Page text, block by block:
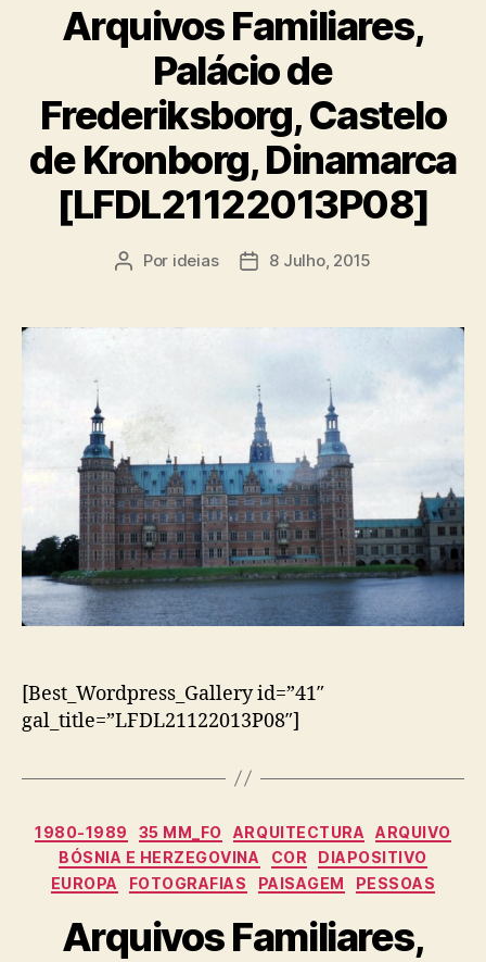
Arquivos Familiares,
Palácio de
Frederiksborg, Castelo
de Kronborg, Dinamarca
[LFDL21122013P08]
Autor
Por ideias
Data8 Julho, 2015
[Best_Wordpress_Gallery id=”41″
gal_title=”LFDL21122013P08″]
Categorias
1980-1989 35 MM_FO ARQUITECTURA
ARQUIVO
BÓSNIA E HERZEGOVINA
COR
DIAPOSITIVO
EUROPA
FOTOGRAFIAS PAISAGEM PESSOAS
Arquivos Familiares,